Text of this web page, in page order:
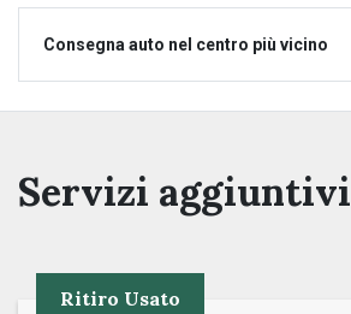
Consegna auto nel centro più vicino
Servizi aggiuntivi
Ritiro Usato